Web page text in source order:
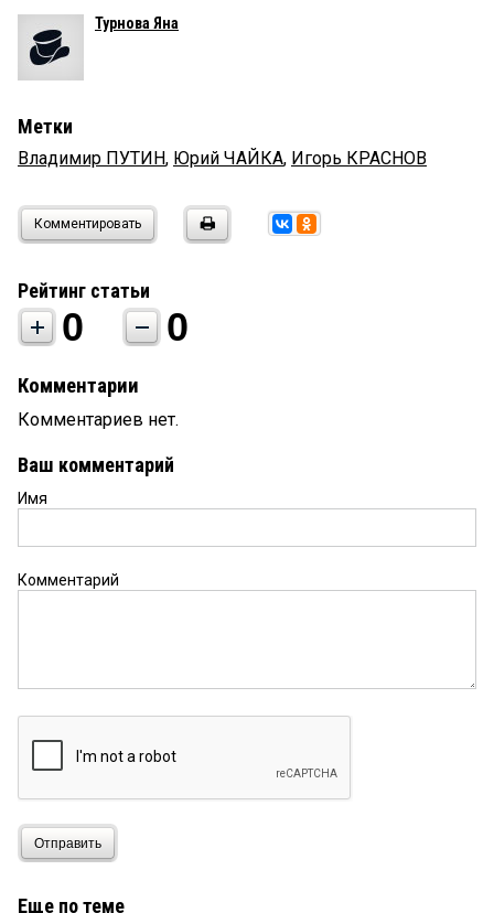
Турнова Яна
Метки
Владимир ПУТИН, Юрий ЧАЙКА, Игорь КРАСНОВ
Комментировать
Рейтинг статьи
0 0
Комментарии
Комментариев нет.
Ваш комментарий
Имя
Комментарий
Отправить
Еще по теме